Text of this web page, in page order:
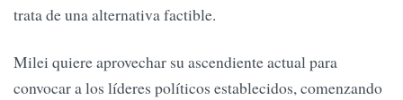
trata de una alternativa factible.
Milei quiere aprovechar su ascendiente actual para
convocar a los líderes políticos establecidos, comenzando